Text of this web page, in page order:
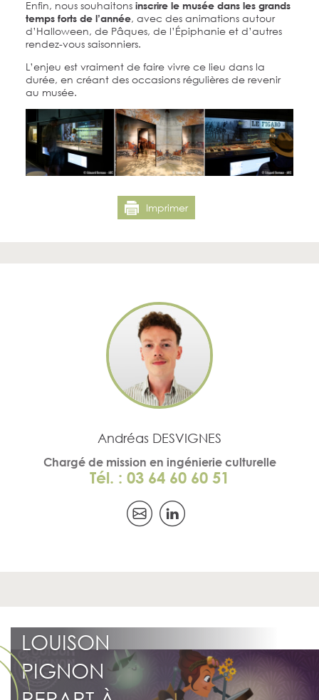
Enfin, nous souhaitons inscrire le musée dans les grands
temps forts de l’année, avec des animations autour
d’Halloween, de Pâques, de l’Épiphanie et d’autres
rendez-vous saisonniers.
L’enjeu est vraiment de faire vivre ce lieu dans la
durée, en créant des occasions régulières de revenir
au musée.
Imprimer
Andréas DESVIGNES
Chargé de mission en ingénierie culturelle
Tél. : 03 64 60 60 51
LOUISON
PIGNON